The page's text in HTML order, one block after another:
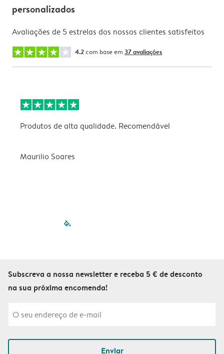
personalizados
Avaliações de 5 estrelas dos nossos clientes satisfeitos
4.2com base em 37 avaliações
Produtos de alta qualidade. Recomendável
Maurilio Soares
filled-pagination
Subscreva a nossa newsletter e receba 5 € de desconto
na sua próxima encomenda!
Enviar